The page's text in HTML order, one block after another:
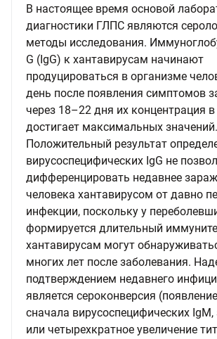
В настоящее время основой
диагностики ГЛПС являются
методы исследования.
G (IgG) к хантавирусам начинают
продуцироваться в организме
день после появления симптомов
через 18–22 дня их концентрация
достигает максимальных значений.
Положительный результат
вирусоспецифических IgG не
дифференцировать недавнее
человека хантавирусом от давно
инфекции, поскольку у
формируется длительный
хантавирусам могут
многих лет после заболевания.
подтверждением недавнего
является сероконверсия
сначала вирусоспецифических IgM,
или четырехкратное увеличение